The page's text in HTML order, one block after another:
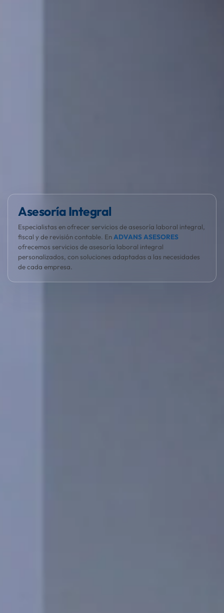
El cliente, el protagonista
En ADVANS ASESORES entendemos que la gestión laboral es
compleja. Nos encargamos de todo para que tu empresa
crezca sin preocupaciones.